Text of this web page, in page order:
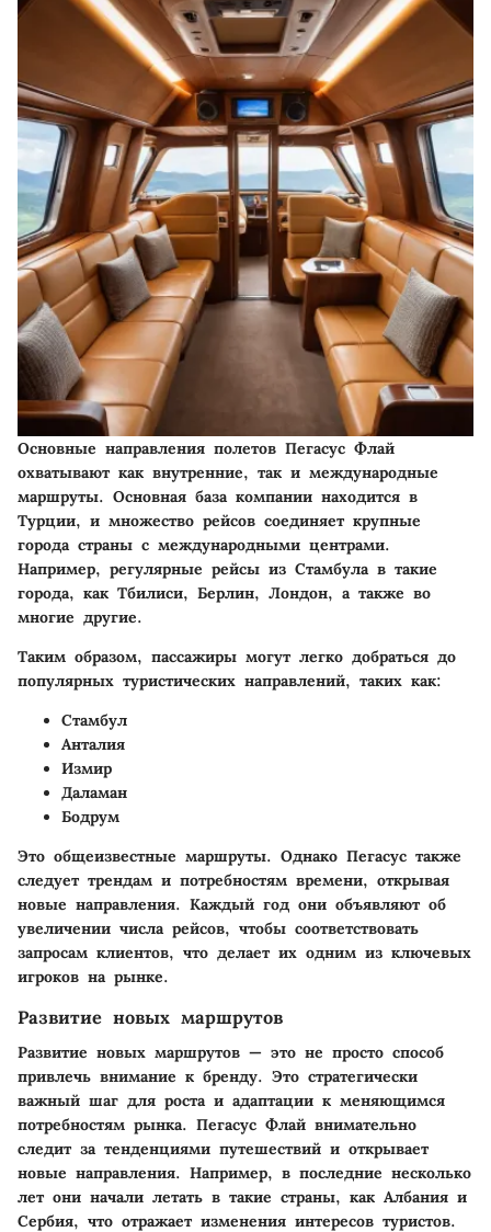
Основные направления полетов Пегасус Флай
охватывают как внутренние, так и международные
маршруты. Основная база компании находится в
Турции, и множество рейсов соединяет крупные
города страны с международными центрами.
Например, регулярные рейсы из Стамбула в такие
города, как Тбилиси, Берлин, Лондон, а также во
многие другие.
Таким образом, пассажиры могут легко добраться до
популярных туристических направлений, таких как:
Стамбул
Анталия
Измир
Даламан
Бодрум
Это общеизвестные маршруты. Однако Пегасус также
следует трендам и потребностям времени, открывая
новые направления. Каждый год они объявляют об
увеличении числа рейсов, чтобы соответствовать
запросам клиентов, что делает их одним из ключевых
игроков на рынке.
Развитие новых маршрутов
Развитие новых маршрутов — это не просто способ
привлечь внимание к бренду. Это стратегически
важный шаг для роста и адаптации к меняющимся
потребностям рынка. Пегасус Флай внимательно
следит за тенденциями путешествий и открывает
новые направления. Например, в последние несколько
лет они начали летать в такие страны, как Албания и
Сербия, что отражает изменения интересов туристов.